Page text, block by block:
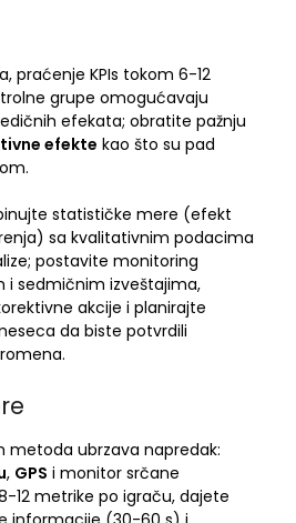
praćenje KPIs tokom 6-12
grupe omogućavaju
efekata; obratite pažnju
efekte kao što su pad
statističke mere (efekt
sa kvalitativnim podacima
postavite monitoring
i sedmičnim izveštajima,
akcije i planirajte
da biste potvrdili
metoda ubrzava napredak:
, GPS i monitor srčane
12 metrike po igraču, dajete